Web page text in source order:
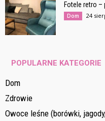
Fotele retro
Dom 24
POPULARNE KATEGORIE
Dom
Zdrowie
Owoce leśne (borówki,